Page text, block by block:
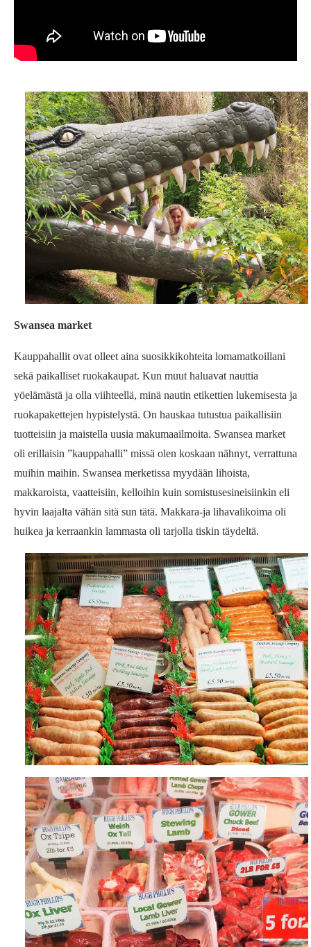
Swansea market
Kauppahallit ovat olleet aina suosikkikohteita lomamatkoillani
sekä paikalliset ruokakaupat. Kun muut haluavat nauttia
yöelämästä ja olla viihteellä, minä nautin etikettien lukemisesta ja
ruokapakettejen hypistelystä. On hauskaa tutustua paikallisiin
tuotteisiin ja maistella uusia makumaailmoita. Swansea market
oli erillaisin ”kauppahalli” missä olen koskaan nähnyt, verrattuna
muihin maihin. Swansea merketissa myydään lihoista,
makkaroista, vaatteisiin, kelloihin kuin somistusesineisiinkin eli
hyvin laajalta vähän sitä sun tätä. Makkara-ja lihavalikoima oli
huikea ja kerraankin lammasta oli tarjolla tiskin täydeltä.